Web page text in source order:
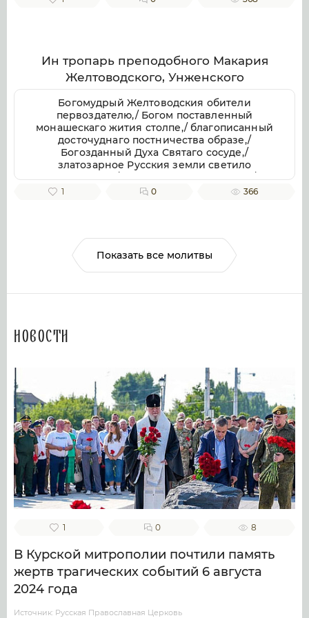
Ин тропарь преподобного Макария
Желтоводского, Унженского
Богомудрый Желтоводския обители
первоздателю,/ Богом поставленный
монашескаго жития столпе,/ благописанный
досточуднаго постничества образе,/
Богозданный Духа Святаго сосуде,/
златозарное Русския земли светило
всесветлое,/ молим тя, отче Макарие,/
светозарною молитв твоих лучею разрешай
1 0 366
Показать все молитвы
Новости
1 0 8
В Курской митрополии почтили память
жертв трагических событий 6 августа
2024 года
Источник: Русская Православная Церковь